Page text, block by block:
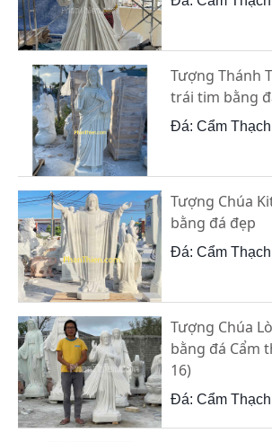
Tượng Thánh
trái tim bằng
Đá: Cẩm Thạch
Tượng Chúa
bằng đá đẹp
Đá: Cẩm Thạch
Tượng Chúa
bằng đá Cẩm
16)
Đá: Cẩm Thạch